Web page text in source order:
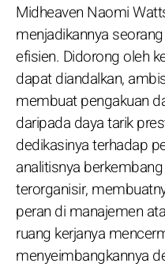
Midheaven Naomi
menjadikannya
efisien. Didorong oleh
dapat diandalkan,
membuat pengakuan
daripada daya tarik
dedikasinya terhadap
analitisnya
terorganisir,
peran di manajemen
ruang kerjanya
menyeimbangkannya